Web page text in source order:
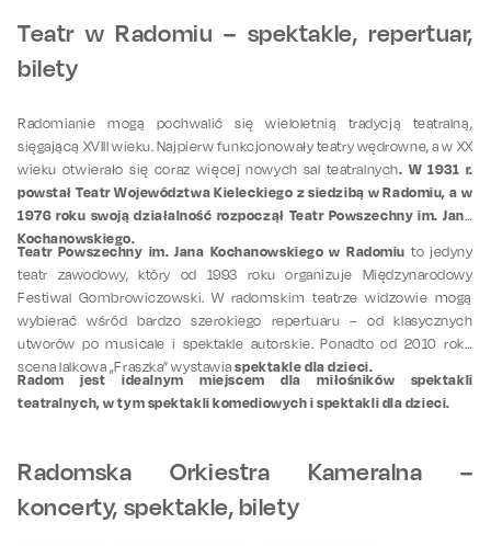
Teatr w Radomiu – spektakle, repertuar,
bilety
Radomianie mogą pochwalić się wieloletnią tradycją teatralną,
sięgającą XVIII wieku. Najpierw funkcjonowały teatry wędrowne, a w XX
wieku otwierało się coraz więcej nowych sal teatralnych. W 1931 r.
powstał Teatr Województwa Kieleckiego z siedzibą w Radomiu, a w
1976 roku swoją działalność rozpoczął Teatr Powszechny im. Jana
Kochanowskiego.
Teatr Powszechny im. Jana Kochanowskiego w Radomiu to jedyny
teatr zawodowy, który od 1993 roku organizuje Międzynarodowy
Festiwal Gombrowiczowski. W radomskim teatrze widzowie mogą
wybierać wśród bardzo szerokiego repertuaru – od klasycznych
utworów po musicale i spektakle autorskie. Ponadto od 2010 roku
scena lalkowa „Fraszka” wystawiaspektakle dla dzieci.
Radom jest idealnym miejscem dla miłośników spektakli
teatralnych, w tym spektakli komediowych i spektakli dla dzieci.
Radomska Orkiestra Kameralna –
koncerty, spektakle, bilety